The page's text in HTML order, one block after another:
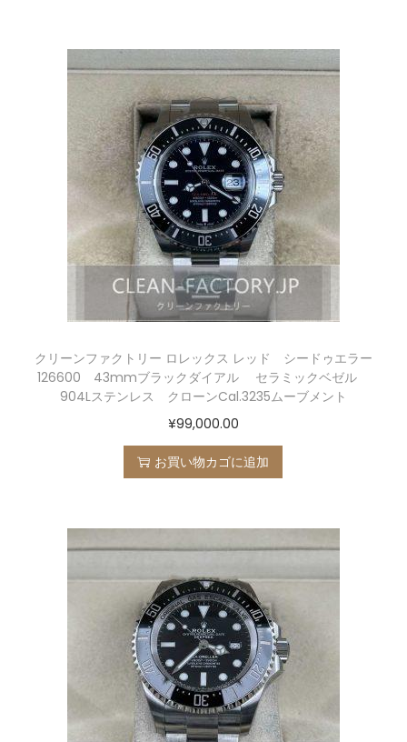
クリーンファクトリー ロレックス レッド シードゥエラー
126600 43mmブラックダイアル セラミックベゼル
904Lステンレス クローンCal.3235ムーブメント
¥99,000.00
お買い物カゴに追加